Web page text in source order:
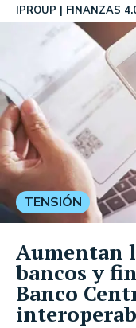
IPROUP FINANZAS
TENSIÓN
Aumentan
bancos y
Banco